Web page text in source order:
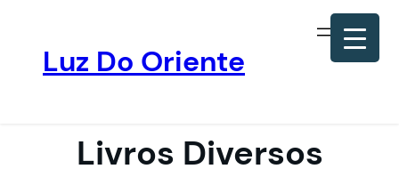
Luz Do Oriente
Livros Diversos